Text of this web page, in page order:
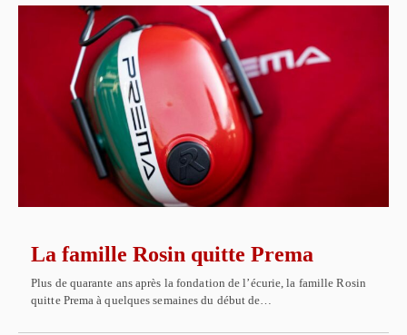
La famille Rosin quitte Prema
Plus de quarante ans après la fondation de l’écurie, la famille Rosin
quitte Prema à quelques semaines du début de…